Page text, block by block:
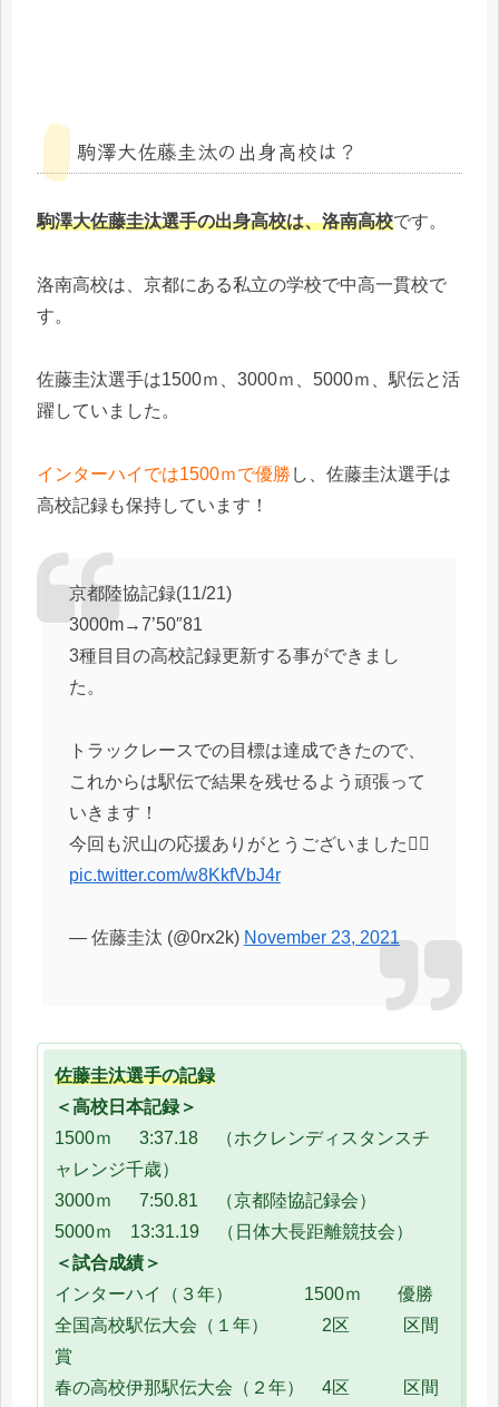
駒澤大佐藤圭汰の出身高校は？
駒澤大佐藤圭汰選手の出身高校は、洛南高校です。
洛南高校は、京都にある私立の学校で中高一貫校で
す。
佐藤圭汰選手は1500ｍ、3000ｍ、5000ｍ、駅伝と活
躍していました。
インターハイでは1500ｍで優勝 し、佐藤圭汰選手は
高校記録も保持しています！
京都陸協記録(11/21)
3000m→7’50″81
3種目目の高校記録更新する事ができまし
た。
トラックレースでの目標は達成できたので、
これからは駅伝で結果を残せるよう頑張って
いきます！
今回も沢山の応援ありがとうございました🙇‍♂️
pic.twitter.com/w8KkfVbJ4r
— 佐藤圭汰 (@0rx2k) November 23, 2021
佐藤圭汰選手の記録
＜高校日本記録＞
1500ｍ 3:37.18 （ホクレンディスタンスチ
ャレンジ千歳）
3000ｍ 7:50.81 （京都陸協記録会）
5000ｍ 13:31.19 （日体大長距離競技会）
＜試合成績＞
インターハイ（３年） 1500ｍ 優勝
全国高校駅伝大会（１年） 2区 区間
賞
春の高校伊那駅伝大会（２年） 4区 区間